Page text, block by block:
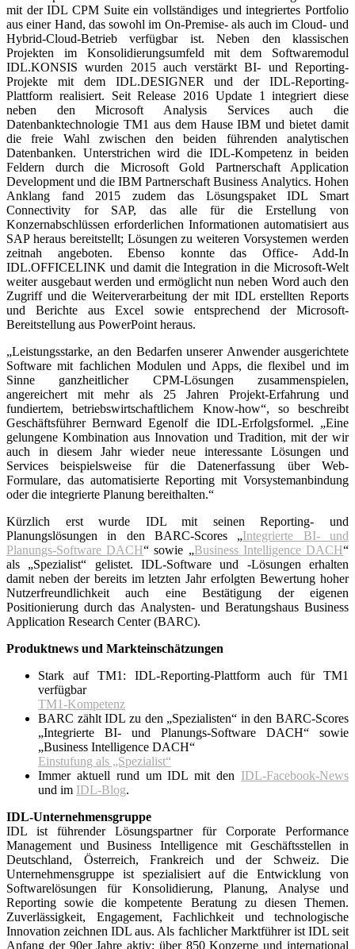
mit der IDL CPM Suite ein vollständiges und integriertes Portfolio
aus einer Hand, das sowohl im On-Premise- als auch im Cloud- und
Hybrid-Cloud-Betrieb verfügbar ist. Neben den klassischen
Projekten im Konsolidierungsumfeld mit dem Softwaremodul
IDL.KONSIS wurden 2015 auch verstärkt BI- und Reporting-
Projekte mit dem IDL.DESIGNER und der IDL-Reporting-
Plattform realisiert. Seit Release 2016 Update 1 integriert diese
neben den Microsoft Analysis Services auch die
Datenbanktechnologie TM1 aus dem Hause IBM und bietet damit
die freie Wahl zwischen den beiden führenden analytischen
Datenbanken. Unterstrichen wird die IDL-Kompetenz in beiden
Feldern durch die Microsoft Gold Partnerschaft Application
Development und die IBM Partnerschaft Business Analytics. Hohen
Anklang fand 2015 zudem das Lösungspaket IDL Smart
Connectivity for SAP, das alle für die Erstellung von
Konzernabschlüssen erforderlichen Informationen automatisiert aus
SAP heraus bereitstellt; Lösungen zu weiteren Vorsystemen werden
zeitnah angeboten. Ebenso konnte das Office- Add-In
IDL.OFFICELINK und damit die Integration in die Microsoft-Welt
weiter ausgebaut werden und ermöglicht nun neben Word auch den
Zugriff und die Weiterverarbeitung der mit IDL erstellten Reports
und Berichte aus Excel sowie entsprechend der Microsoft-
Bereitstellung aus PowerPoint heraus.
„Leistungsstarke, an den Bedarfen unserer Anwender ausgerichtete
Software mit fachlichen Modulen und Apps, die flexibel und im
Sinne ganzheitlicher CPM-Lösungen zusammenspielen,
angereichert mit mehr als 25 Jahren Projekt-Erfahrung und
fundiertem, betriebswirtschaftlichem Know-how“, so beschreibt
Geschäftsführer Bernward Egenolf die IDL-Erfolgs­formel. „Eine
gelungene Kombination aus Innovation und Tradition, mit der wir
auch in diesem Jahr wieder neue interessante Lösungen und
Services beispielsweise für die Datenerfassung über Web-
Formulare, das automatisierte Reporting mit Vorsystemanbindung
oder die integrierte Planung bereithalten.“
Kürzlich erst wurde IDL mit seinen Reporting- und
Planungslösungen in den BARC-Scores „Integrierte BI- und
Planungs-Software DACH“ sowie „Business Intelligence DACH“
als „Spezialist“ gelistet. IDL-Software und -Lösungen erhalten
damit neben der bereits im letzten Jahr erfolgten Bewertung hoher
Nutzerfreundlichkeit auch eine Bestätigung der eigenen
Positionierung durch das Analysten- und Beratungshaus Business
Application Research Center (BARC).
Produktnews und Markteinschätzungen
Stark auf TM1: IDL-Reporting-Plattform auch für TM1
verfügbar
TM1-Kompetenz
BARC zählt IDL zu den „Spezialisten“ in den BARC-Scores
„Integrierte BI- und Planungs-Software DACH“ sowie
„Business Intelligence DACH“
Einstufung als „Spezialist“
Immer aktuell rund um IDL mit den IDL-Facebook-News
und im IDL-Blog.
IDL-Unternehmensgruppe
IDL ist führender Lösungspartner für Corporate Performance
Management und Business Intelligence mit Geschäftsstellen in
Deutschland, Österreich, Frankreich und der Schweiz. Die
Unternehmensgruppe ist spezialisiert auf die Entwicklung von
Softwarelösungen für Konsolidierung, Planung, Analyse und
Reporting sowie die kompetente Beratung zu diesen Themen.
Zuverlässigkeit, Engagement, Fachlichkeit und technologische
Innovation zeichnen IDL aus. Als fachlicher Marktführer ist IDL seit
Anfang der 90er Jahre aktiv; über 850 Konzerne und international